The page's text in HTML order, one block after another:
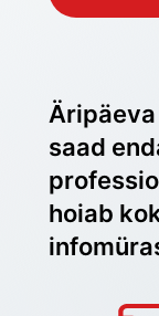
saad
hoiab